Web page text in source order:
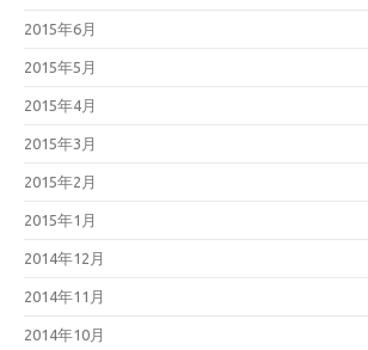
2015年6月
2015年5月
2015年4月
2015年3月
2015年2月
2015年1月
2014年12月
2014年11月
2014年10月